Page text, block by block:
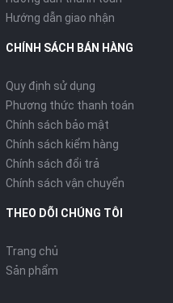
Hướng dẫn giao nhận
CHÍNH SÁCH BÁN HÀNG
Quy định sử dụng
Phương thức thanh toán
Chính sách bảo mật
Chính sách kiểm hàng
Chính sách đổi trả
Chính sách vận chuyển
THEO DÕI CHÚNG TÔI
Trang chủ
Sản phẩm